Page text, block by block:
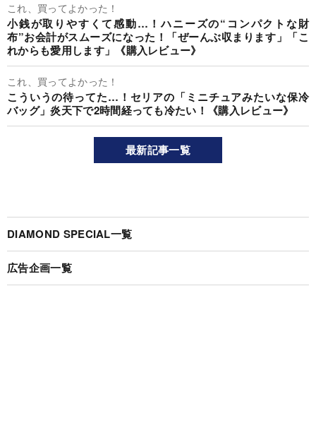
これ、買ってよかった！
小銭が取りやすくて感動…！ハニーズの“コンパクトな財
布”お会計がスムーズになった！「ぜーんぶ収まります」「こ
れからも愛用します」《購入レビュー》
これ、買ってよかった！
こういうの待ってた…！セリアの「ミニチュアみたいな保冷
バッグ」炎天下で2時間経っても冷たい！《購入レビュー》
最新記事一覧
DIAMOND SPECIAL一覧
広告企画一覧